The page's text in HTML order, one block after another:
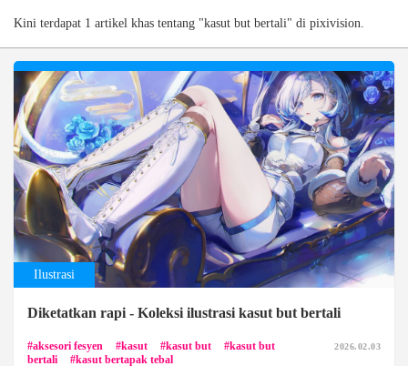
Kini terdapat 1 artikel khas tentang "kasut but bertali" di pixivision.
Ilustrasi
Diketatkan rapi - Koleksi ilustrasi kasut but bertali
aksesori fesyen kasut kasut but
kasut but
bertali
kasut bertapak tebal
2026.02.03